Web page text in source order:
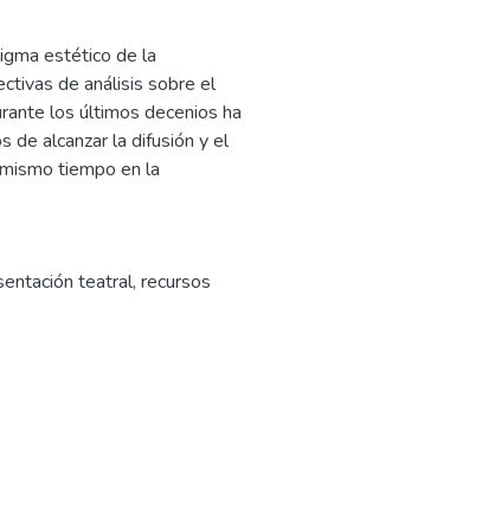
estético de la
de análisis sobre el
los últimos decenios ha
de alcanzar la difusión y el
tiempo en la
teatral, recursos